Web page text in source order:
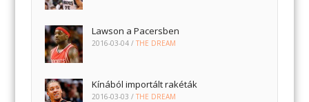
Lawson a Pacersben
2016-03-04 /THE DREAM
Kínából importált rakéták
2016-03-03 /THE DREAM